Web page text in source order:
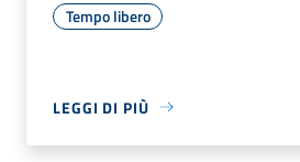
Tempo libero
LEGGI DI PIÙ